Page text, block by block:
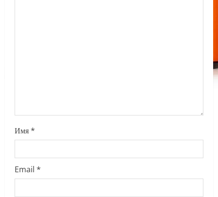
Имя*
Email *